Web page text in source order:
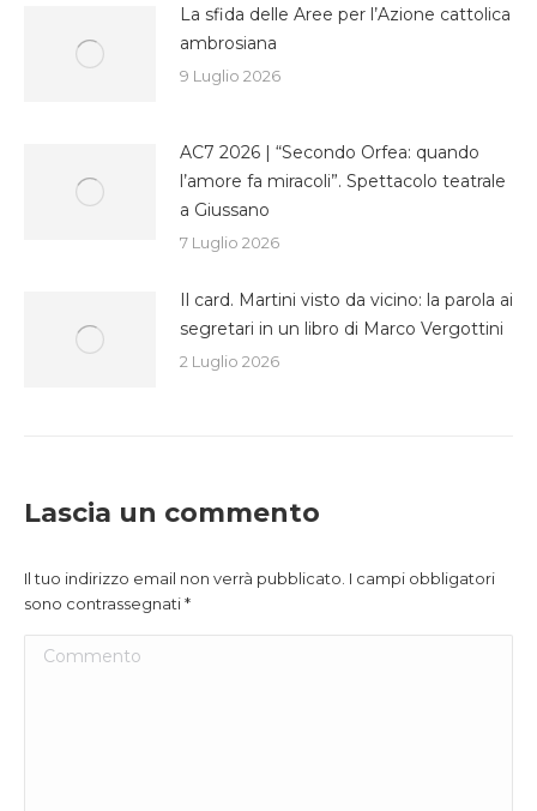
La sfida delle Aree per l’Azione cattolica
ambrosiana
9 Luglio 2026
AC7 2026 | “Secondo Orfea: quando
l’amore fa miracoli”. Spettacolo teatrale
a Giussano
7 Luglio 2026
Il card. Martini visto da vicino: la parola ai
segretari in un libro di Marco Vergottini
2 Luglio 2026
Lascia un commento
Il tuo indirizzo email non verrà pubblicato. I campi obbligatori
sono contrassegnati*
Commento